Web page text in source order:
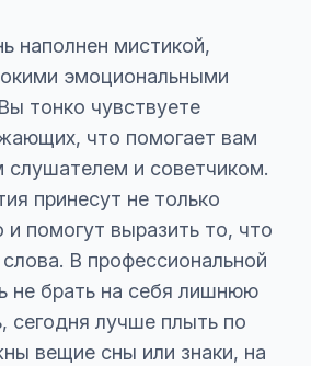
наполнен мистикой,
эмоциональными
тонко чувствуете
что помогает вам
слушателем и советчиком.
принесут не только
и помогут выразить то, что
В профессиональной
не брать на себя лишнюю
сегодня лучше плыть по
вещие сны или знаки, на